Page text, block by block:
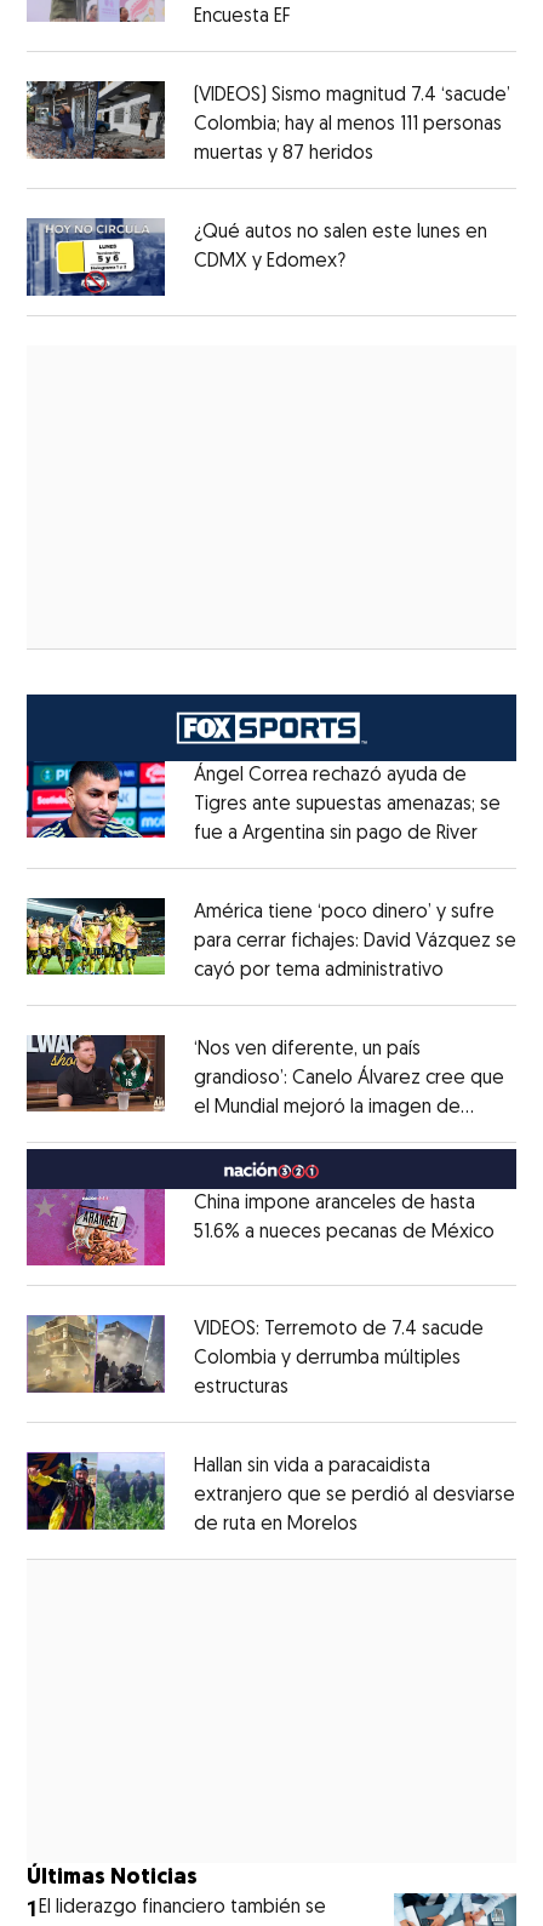
Encuesta EF
(VIDEOS) Sismo magnitud 7.4 ‘sacude’
Colombia; hay al menos 111 personas
muertas y 87 heridos
¿Qué autos no salen este lunes en
CDMX y Edomex?
Ángel Correa rechazó ayuda de
Tigres ante supuestas amenazas; se
fue a Argentina sin pago de RiverOpens
América tiene ‘poco dinero’ y sufre
para cerrar fichajes: David Vázquez se
cayó por tema administrativo
‘Nos ven diferente, un país
grandioso’: Canelo Álvarez cree que
el Mundial mejoró la imagen de
China impone aranceles de hasta
51.6% a nueces pecanas de México
VIDEOS: Terremoto de 7.4 sacude
Colombia y derrumba múltiples
estructuras
Hallan sin vida a paracaidista
extranjero que se perdió al desviarse
de ruta en Morelos
Últimas Noticias
1El liderazgo financiero también se